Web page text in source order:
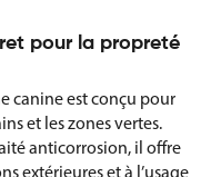
pour la propreté
canine est conçu pour
et les zones vertes.
anticorrosion, il offre
extérieures et à l’usage